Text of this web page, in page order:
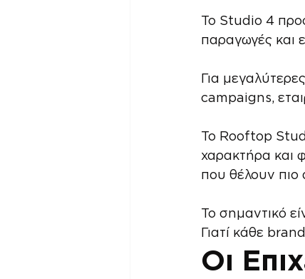
Το Studio 4
παραγωγές και
Για
campaigns,
Το Rooftop
χαρακτήρα και
που θέλουν πιο
Το σημαντικό
Γιατί κάθε
Οι